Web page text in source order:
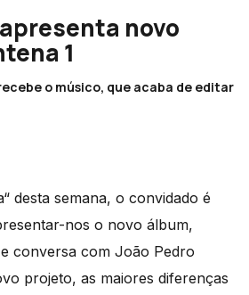
novo
1
o músico, que acaba de editar
desta semana, o convidado é
nos o novo álbum,
conversa com João Pedro
projeto, as maiores diferenças